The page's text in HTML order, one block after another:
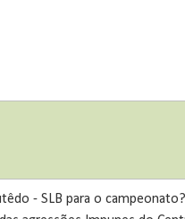
- SLB para o